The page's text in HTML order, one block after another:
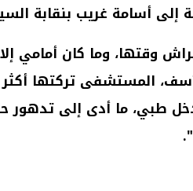
أسامة غريب بنقابة
وقتها، وما كان أمامي
المستشفى تركتها
طبي، ما أدى إلى تدهور